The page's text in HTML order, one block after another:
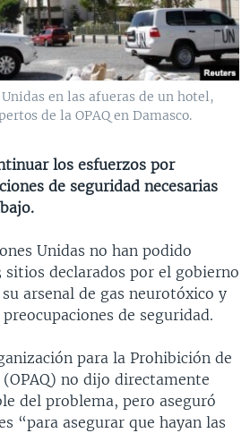
CULTURA
DÍA
en las afueras de un hotel,
de la OPAQ en Damasco.
los esfuerzos por
de seguridad necesarias
Unidas no han podido
declarados por el gobierno
arsenal de gas neurotóxico y
de seguridad.
para la Prohibición de
no dijo directamente
del problema, pero aseguró
“para asegurar que hayan las